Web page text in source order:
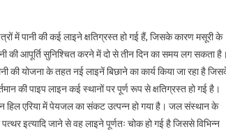
में पानी की कई लाइने क्षतिग्रस्त हो गई हैं, जिसके कारण मसूरी के
की आपूर्ति सुनिश्चित करने में दो से तीन दिन का समय लग सकता
की योजना के तहत नई लाइनें बिछाने का कार्य किया जा रहा है
की पाइप लाइन कई स्थानों पर पूर्ण रूप से क्षतिग्रस्त हो गई है।
हिल एरिया में पेयजल का संकट उत्पन्न हो गया है। जल संस्थान के
इत्यादि जाने से वह लाइने पूर्णतः चोक हो गई है जिससे विभिन्न